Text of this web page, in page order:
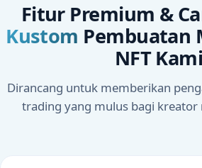
Fitur Premium &
Kustom Pembuatan
NFT Kami
Dirancang untuk memberikan
trading yang mulus bagi kreator